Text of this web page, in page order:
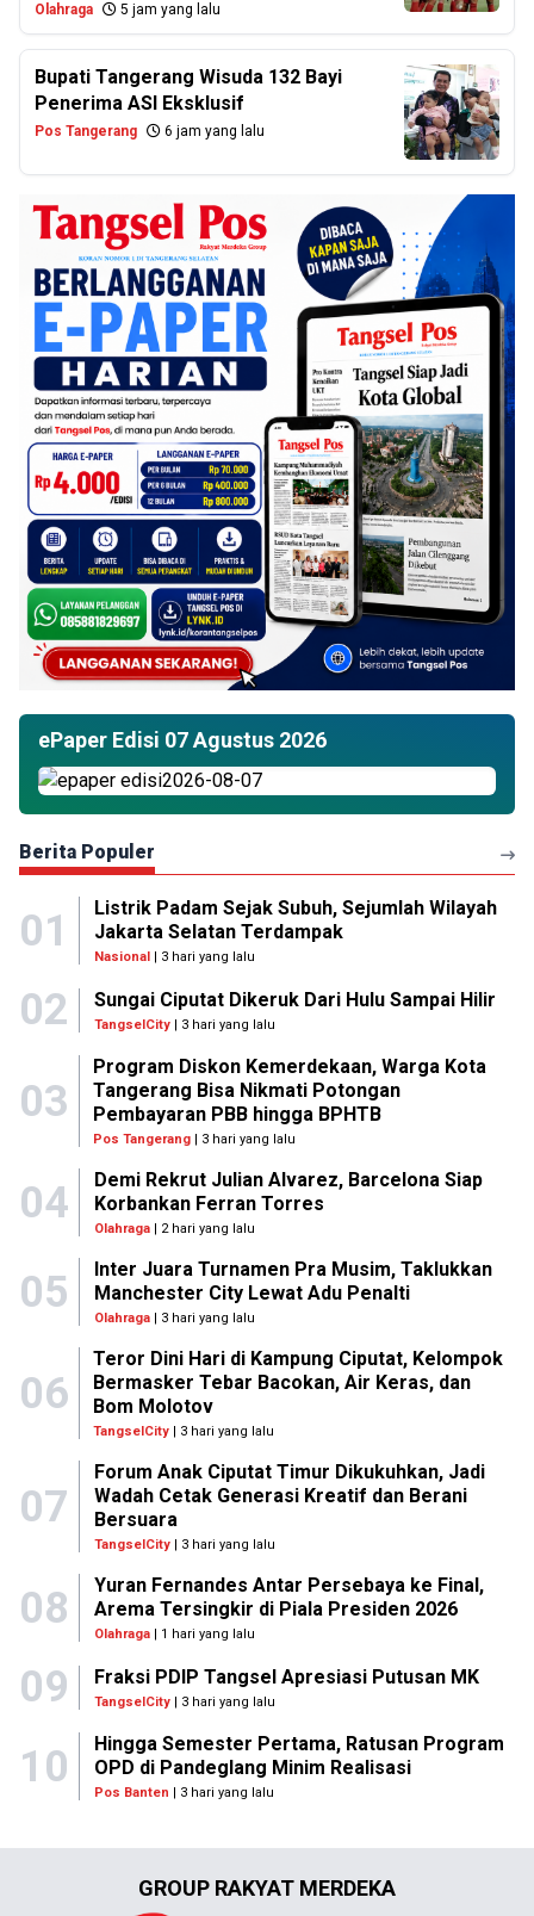
Olahraga 5 jam yang lalu
Bupati Tangerang Wisuda 132 Bayi
Penerima ASI Eksklusif
Pos Tangerang 6 jam yang lalu
ePaper Edisi 07 Agustus 2026
Berita Populer
01
Listrik Padam Sejak Subuh, Sejumlah Wilayah
Jakarta Selatan Terdampak
Nasional| 3 hari yang lalu
02 Sungai Ciputat Dikeruk Dari Hulu Sampai Hilir
TangselCity | 3 hari yang lalu
03
Program Diskon Kemerdekaan, Warga Kota
Tangerang Bisa Nikmati Potongan
Pembayaran PBB hingga BPHTB
Pos Tangerang | 3 hari yang lalu
04
Demi Rekrut Julian Alvarez, Barcelona Siap
Korbankan Ferran Torres
Olahraga| 2 hari yang lalu
05
Inter Juara Turnamen Pra Musim, Taklukkan
Manchester City Lewat Adu Penalti
Olahraga| 3 hari yang lalu
06
Teror Dini Hari di Kampung Ciputat, Kelompok
Bermasker Tebar Bacokan, Air Keras, dan
Bom Molotov
TangselCity | 3 hari yang lalu
07
Forum Anak Ciputat Timur Dikukuhkan, Jadi
Wadah Cetak Generasi Kreatif dan Berani
Bersuara
TangselCity| 3 hari yang lalu
08
Yuran Fernandes Antar Persebaya ke Final,
Arema Tersingkir di Piala Presiden 2026
Olahraga| 1 hari yang lalu
09 Fraksi PDIP Tangsel Apresiasi Putusan MK
TangselCity | 3 hari yang lalu
10
Hingga Semester Pertama, Ratusan Program
OPD di Pandeglang Minim Realisasi
Pos Banten | 3 hari yang lalu
GROUP RAKYAT MERDEKA